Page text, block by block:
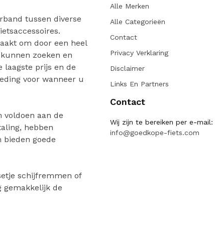
tussen diverse
om door een heel
zoeken en
laagste prijs en de
voor wanneer u
voldoen aan de
hebben
bieden goede
schijfremmen of
de
Alle Merken
Alle Categorieën
Contact
Privacy Verklaring
Disclaimer
Links En Partners
Contact
Wij zijn te bereiken per e-mail:
info@goedkope-fiets.com